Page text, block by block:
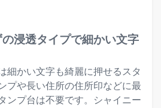
浸透タイプで細かい文字
細かい文字も綺麗に押せるスタ
プや長い住所の住所印などに最
ンプ台は不要です。シャイニー